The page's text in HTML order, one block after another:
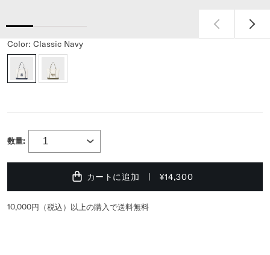
Color: Classic Navy
数量:
カートに追加 ¥14,300
10,000円（税込）以上の購入で送料無料